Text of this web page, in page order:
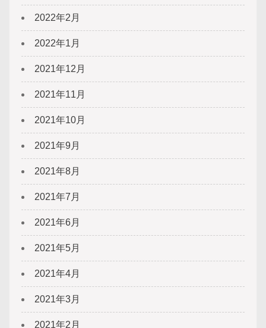
2022年2月
2022年1月
2021年12月
2021年11月
2021年10月
2021年9月
2021年8月
2021年7月
2021年6月
2021年5月
2021年4月
2021年3月
2021年2月